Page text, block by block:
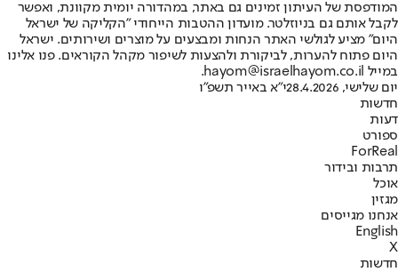
המודפסת של העיתון זמינים גם באתר, במהדורה יומית מקוונת, ואפשר
לקבל אותם גם בניוזלטר. מועדון ההטבות הייחודי "הקליקה של ישראל
היום" מציע לגולשי האתר הנחות ומבצעים על מוצרים ושירותים. ישראל
היום פתוח להערות, לביקורת ולהצעות לשיפור מקהל הקוראים. פנו אלינו
במייל hayom@israelhayom.co.il.
יום שלישי, 28.4.2026
י"א באייר תשפ"ו
חדשות
דעות
ספורט
ForReal
תרבות ובידור
אוכל
מגזין
אנחנו מגייסים
English
X
חדשות